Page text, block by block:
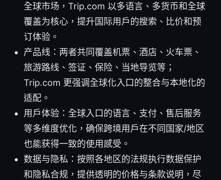
全球市场，Trip.com 以多语言、多货币和全球
覆盖为核心，提升国际用户的搜索、比价和预
订体验。
产品线：两者共同覆盖机票、酒店、火车票、
旅游路线、签证、保险、当地导览等；
Trip.com 更强调全球化入口的整合与本地化的
适配。
用户体验：全球入口的语言、支付、售后服务
等多维度优化，确保跨境用户在不同国家/地区
也能获得一致的使用感受。
数据与隐私：按照各地区的法规执行数据保护
和隐私合规，提供透明的价格与条款说明，尽